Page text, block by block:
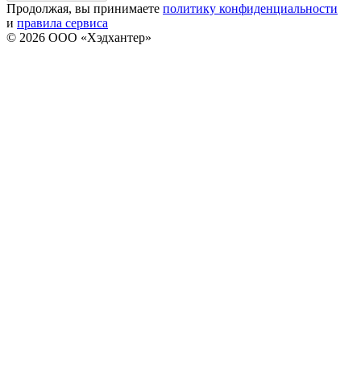
Продолжая, вы принимаете политику конфиденциальности
и правила сервиса
© 2026 ООО «Хэдхантер»